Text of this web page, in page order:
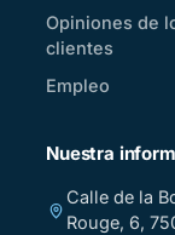
Opiniones de
clientes
Empleo
Nuestra
Calle de la
Rouge, 6,